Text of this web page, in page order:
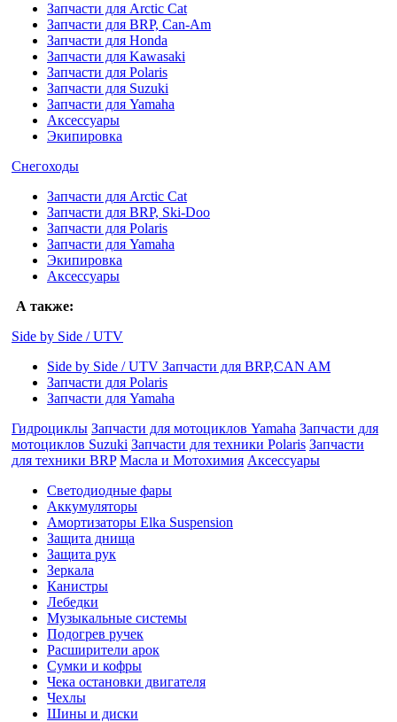
Запчасти для Arctic Cat
Запчасти для BRP, Can-Am
Запчасти для Honda
Запчасти для Kawasaki
Запчасти для Polaris
Запчасти для Suzuki
Запчасти для Yamaha
Аксессуары
Экипировка
Снегоходы
Запчасти для Arctic Cat
Запчасти для BRP, Ski-Doo
Запчасти для Polaris
Запчасти для Yamaha
Экипировка
Аксессуары
А также:
Side by Side / UTV
Side by Side / UTV Запчасти для BRP,CAN AM
Запчасти для Polaris
Запчасти для Yamaha
Гидроциклы Запчасти для мотоциклов Yamaha Запчасти для
мотоциклов Suzuki Запчасти для техники Polaris Запчасти
для техники BRP Масла и Мотохимия Аксессуары
Cветодиодные фары
Аккумуляторы
Амортизаторы Elka Suspension
Защита днища
Защита рук
Зеркала
Канистры
Лебедки
Музыкальные системы
Подогрев ручек
Расширители арок
Сумки и кофры
Чека остановки двигателя
Чехлы
Шины и диски